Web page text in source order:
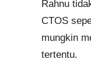
Rahnu
CTOS
mungkin
tertentu.